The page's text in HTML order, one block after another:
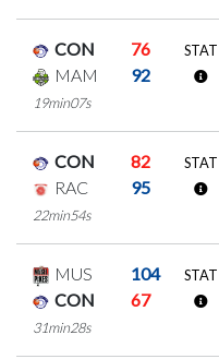
CON
76
MAM
92
19min07s
STAT
CON
82
RAC
95
22min54s
STAT
MUS
104
CON
67
31min28s
STAT